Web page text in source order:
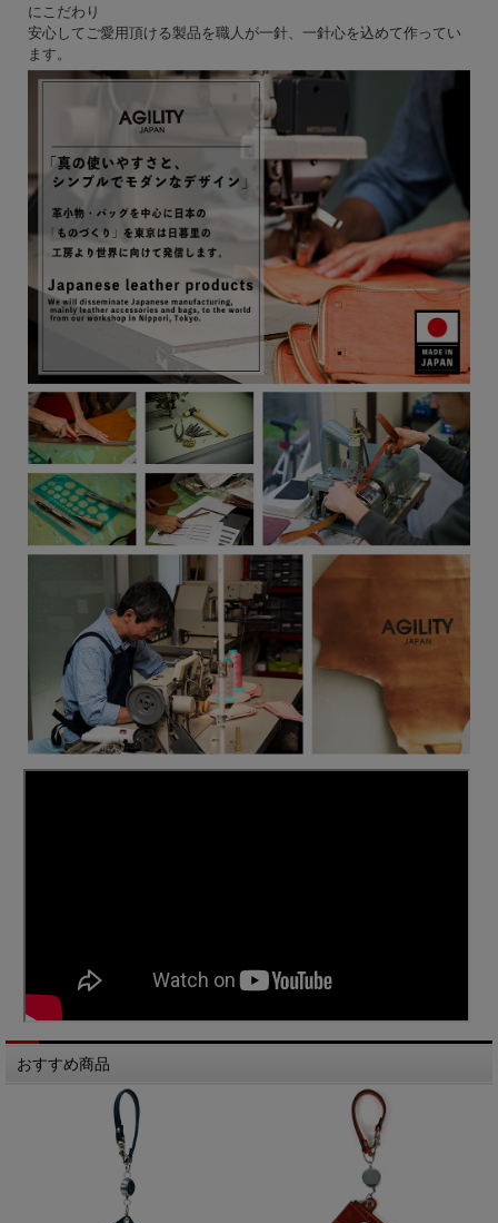
にこだわり
安心してご愛用頂ける製品を職人が一針、一針心を込めて作ってい
ます。
おすすめ商品